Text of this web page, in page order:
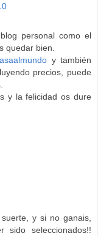
personal como el
quedar bien.
y también
precios, puede
y la felicidad os dure
y si no ganais,
seleccionados!!